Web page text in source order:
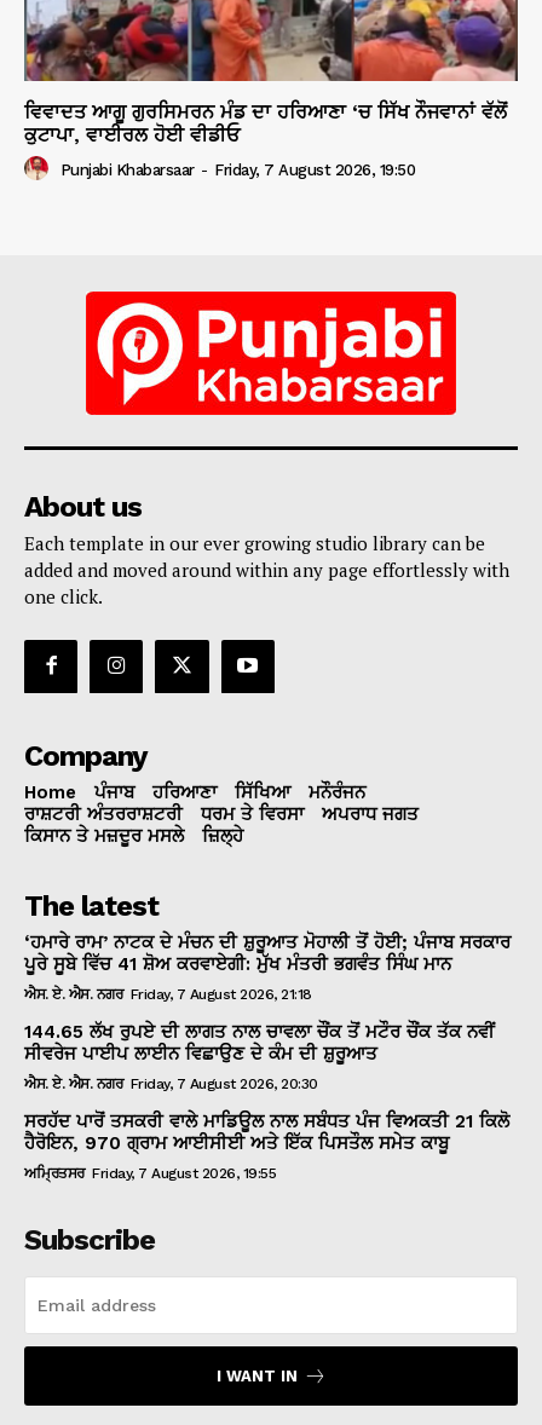
ਵਿਵਾਦਤ ਆਗੂ ਗੁਰਸਿਮਰਨ ਮੰਡ ਦਾ ਹਰਿਆਣਾ ‘ਚ ਸਿੱਖ ਨੌਜਵਾਨਾਂ ਵੱਲੋਂ
ਕੁਟਾਪਾ, ਵਾਈਰਲ ਹੋਈ ਵੀਡੀਓ
Punjabi Khabarsaar - Friday, 7 August 2026, 19:50
About us
Each template in our ever growing studio library can be
added and moved around within any page effortlessly with
one click.
Company
Home ਪੰਜਾਬ ਹਰਿਆਣਾ ਸਿੱਖਿਆ
ਮਨੌਰੰਜਨ
ਰਾਸ਼ਟਰੀ ਅੰਤਰਰਾਸ਼ਟਰੀ
ਧਰਮ ਤੇ ਵਿਰਸਾ
ਅਪਰਾਧ ਜਗਤ
ਕਿਸਾਨ ਤੇ ਮਜ਼ਦੂਰ ਮਸਲੇ
ਜ਼ਿਲ੍ਹੇ
The latest
‘ਹਮਾਰੇ ਰਾਮ’ ਨਾਟਕ ਦੇ ਮੰਚਨ ਦੀ ਸ਼ੁਰੂਆਤ ਮੋਹਾਲੀ ਤੋਂ ਹੋਈ; ਪੰਜਾਬ ਸਰਕਾਰ
ਪੂਰੇ ਸੂਬੇ ਵਿੱਚ 41 ਸ਼ੋਅ ਕਰਵਾਏਗੀ: ਮੁੱਖ ਮੰਤਰੀ ਭਗਵੰਤ ਸਿੰਘ ਮਾਨ
ਐਸ. ਏ. ਐਸ. ਨਗਰ Friday, 7 August 2026, 21:18
144.65 ਲੱਖ ਰੁਪਏ ਦੀ ਲਾਗਤ ਨਾਲ ਚਾਵਲਾ ਚੌਂਕ ਤੋਂ ਮਟੌਰ ਚੌਂਕ ਤੱਕ ਨਵੀਂ
ਸੀਵਰੇਜ ਪਾਈਪ ਲਾਈਨ ਵਿਛਾਉਣ ਦੇ ਕੰਮ ਦੀ ਸ਼ੁਰੂਆਤ
ਐਸ. ਏ. ਐਸ. ਨਗਰ Friday, 7 August 2026, 20:30
ਸਰਹੱਦ ਪਾਰੋਂ ਤਸਕਰੀ ਵਾਲੇ ਮਾਡਿਊਲ ਨਾਲ ਸਬੰਧਤ ਪੰਜ ਵਿਅਕਤੀ 21 ਕਿਲੋ
ਹੈਰੋਇਨ, 970 ਗ੍ਰਾਮ ਆਈਸੀਈ ਅਤੇ ਇੱਕ ਪਿਸਤੌਲ ਸਮੇਤ ਕਾਬੂ
ਅਮ੍ਰਿਤਸਰ Friday, 7 August 2026, 19:55
Subscribe
I WANT IN